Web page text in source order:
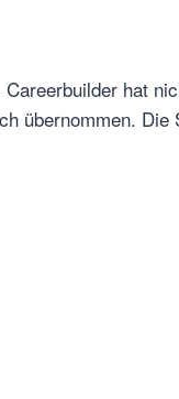
hat
übernommen.